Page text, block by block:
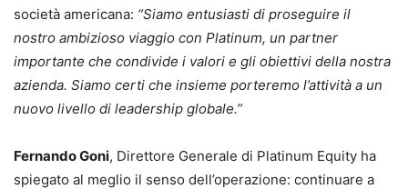
società americana: “Siamo entusiasti di proseguire il
nostro ambizioso viaggio con Platinum, un partner
importante che condivide i valori e gli obiettivi della nostra
azienda. Siamo certi che insieme porteremo l’attività a un
nuovo livello di leadership globale.”
Fernando Goni, Direttore Generale di Platinum Equity ha
spiegato al meglio il senso dell’operazione: continuare a